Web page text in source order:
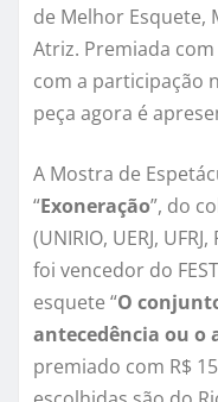
de Melhor Esquete,
Atriz. Premiada
com a participação
peça agora é
A Mostra de
“Exoneração”, do
(UNIRIO, UERJ,
foi vencedor do
esquete “O
antecedência ou o
premiado com R$